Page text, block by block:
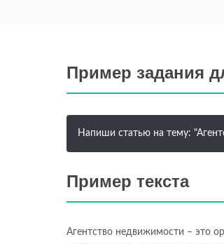
Пример задания
Напиши статью на тему:
Пример текста
Агентство недвижимости – это